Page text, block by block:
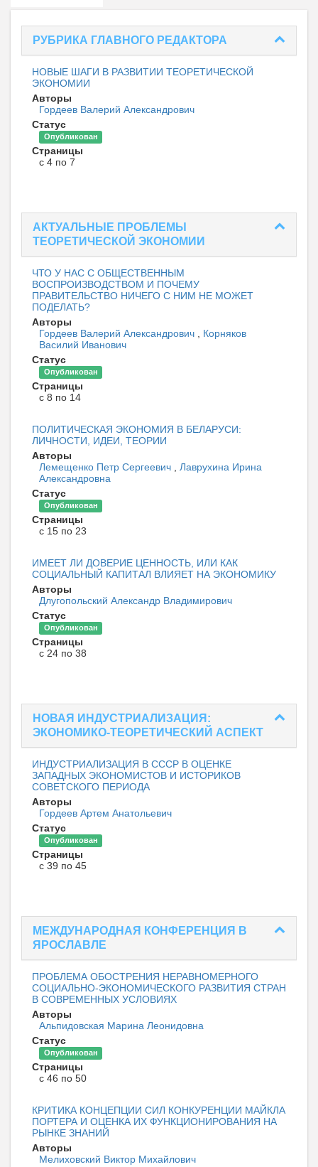
РУБРИКА ГЛАВНОГО РЕДАКТОРА
НОВЫЕ ШАГИ В РАЗВИТИИ ТЕОРЕТИЧЕСКОЙ
ЭКОНОМИИ
Авторы
Гордеев Валерий Александрович
Статус
Опубликован
Страницы
с 4 по 7
АКТУАЛЬНЫЕ ПРОБЛЕМЫ
ТЕОРЕТИЧЕСКОЙ ЭКОНОМИИ
ЧТО У НАС С ОБЩЕСТВЕННЫМ
ВОСПРОИЗВОДСТВОМ И ПОЧЕМУ
ПРАВИТЕЛЬСТВО НИЧЕГО С НИМ НЕ МОЖЕТ
ПОДЕЛАТЬ?
Авторы
Гордеев Валерий Александрович , Корняков
Василий Иванович
Статус
Опубликован
Страницы
с 8 по 14
ПОЛИТИЧЕСКАЯ ЭКОНОМИЯ В БЕЛАРУСИ:
ЛИЧНОСТИ, ИДЕИ, ТЕОРИИ
Авторы
Лемещенко Петр Сергеевич , Лаврухина Ирина
Александровна
Статус
Опубликован
Страницы
с 15 по 23
ИМЕЕТ ЛИ ДОВЕРИЕ ЦЕННОСТЬ, ИЛИ КАК
СОЦИАЛЬНЫЙ КАПИТАЛ ВЛИЯЕТ НА ЭКОНОМИКУ
Авторы
Длугопольский Александр Владимирович
Статус
Опубликован
Страницы
с 24 по 38
НОВАЯ ИНДУСТРИАЛИЗАЦИЯ:
ЭКОНОМИКО-ТЕОРЕТИЧЕСКИЙ АСПЕКТ
ИНДУСТРИАЛИЗАЦИЯ В СССР В ОЦЕНКЕ
ЗАПАДНЫХ ЭКОНОМИСТОВ И ИСТОРИКОВ
СОВЕТСКОГО ПЕРИОДА
Авторы
Гордеев Артем Анатольевич
Статус
Опубликован
Страницы
с 39 по 45
МЕЖДУНАРОДНАЯ КОНФЕРЕНЦИЯ В
ЯРОСЛАВЛЕ
ПРОБЛЕМА ОБОСТРЕНИЯ НЕРАВНОМЕРНОГО
СОЦИАЛЬНО-ЭКОНОМИЧЕСКОГО РАЗВИТИЯ СТРАН
В СОВРЕМЕННЫХ УСЛОВИЯХ
Авторы
Альпидовская Марина Леонидовна
Статус
Опубликован
Страницы
с 46 по 50
КРИТИКА КОНЦЕПЦИИ СИЛ КОНКУРЕНЦИИ МАЙКЛА
ПОРТЕРА И ОЦЕНКА ИХ ФУНКЦИОНИРОВАНИЯ НА
РЫНКЕ ЗНАНИЙ
Авторы
Мелиховский Виктор Михайлович